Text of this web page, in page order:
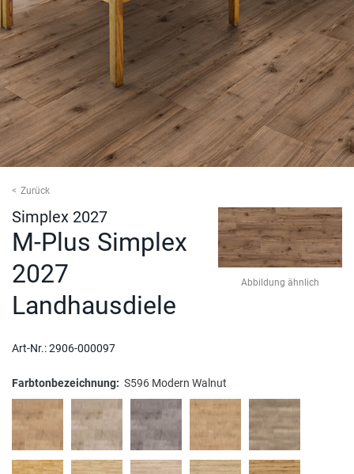
Zurück
Simplex 2027
M-Plus Simplex
2027
Landhausdiele
Abbildung ähnlich
Art-Nr.:2906-000097
Farbtonbezeichnung: S596 Modern Walnut